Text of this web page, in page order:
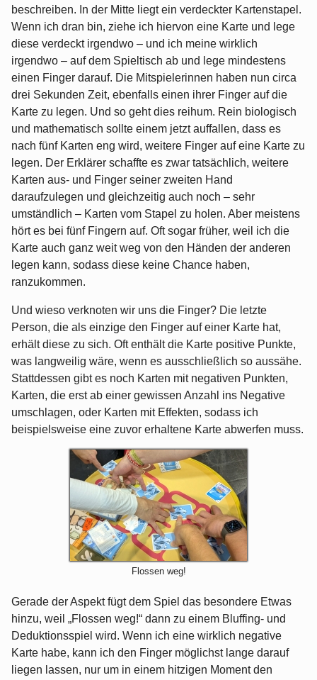
beschreiben. In der Mitte liegt ein verdeckter Kartenstapel.
Wenn ich dran bin, ziehe ich hiervon eine Karte und lege
diese verdeckt irgendwo – und ich meine wirklich
irgendwo – auf dem Spieltisch ab und lege mindestens
einen Finger darauf. Die Mitspielerinnen haben nun circa
drei Sekunden Zeit, ebenfalls einen ihrer Finger auf die
Karte zu legen. Und so geht dies reihum. Rein biologisch
und mathematisch sollte einem jetzt auffallen, dass es
nach fünf Karten eng wird, weitere Finger auf eine Karte zu
legen. Der Erklärer schaffte es zwar tatsächlich, weitere
Karten aus- und Finger seiner zweiten Hand
daraufzulegen und gleichzeitig auch noch – sehr
umständlich – Karten vom Stapel zu holen. Aber meistens
hört es bei fünf Fingern auf. Oft sogar früher, weil ich die
Karte auch ganz weit weg von den Händen der anderen
legen kann, sodass diese keine Chance haben,
ranzukommen.
Und wieso verknoten wir uns die Finger? Die letzte
Person, die als einzige den Finger auf einer Karte hat,
erhält diese zu sich. Oft enthält die Karte positive Punkte,
was langweilig wäre, wenn es ausschließlich so aussähe.
Stattdessen gibt es noch Karten mit negativen Punkten,
Karten, die erst ab einer gewissen Anzahl ins Negative
umschlagen, oder Karten mit Effekten, sodass ich
beispielsweise eine zuvor erhaltene Karte abwerfen muss.
Flossen weg!
Gerade der Aspekt fügt dem Spiel das besondere Etwas
hinzu, weil „Flossen weg!“ dann zu einem Bluffing- und
Deduktionsspiel wird. Wenn ich eine wirklich negative
Karte habe, kann ich den Finger möglichst lange darauf
liegen lassen, nur um in einem hitzigen Moment den